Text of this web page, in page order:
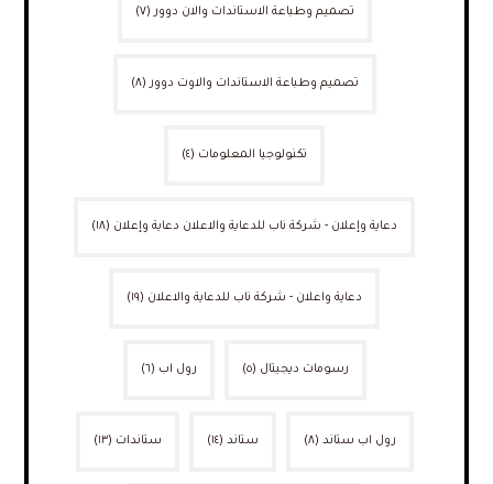
تصميم وطباعة الاستاندات والان دوور (٧)
تصميم وطباعة الاستاندات والاوت دوور (٨)
تكنولوجيا المعلومات (٤)
دعاية وإعلان - شركة ناب للدعاية والاعلان دعاية وإعلان (١٨)
دعاية واعلان - شركة ناب للدعاية والاعلان (١٩)
رسومات ديجيتال (٥) رول اب (٦)
رول اب ستاند (٨) ستاند (١٤) ستاندات (١٣)